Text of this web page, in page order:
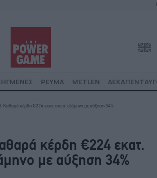
ΡΕΥΜΑ METLEN
Καθαρά κέρδη €224 εκατ. στο α’ εξάμηνο με αύξηση 34%
κέρδη €224 εκατ.
με αύξηση 34%